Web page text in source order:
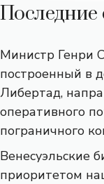
Последние
Министр Генри
построенный в
Либертад,
оперативного
пограничного
Венесуэльские
приоритетом